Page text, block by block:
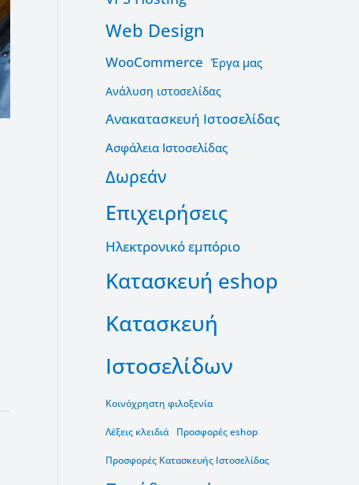
Web Design
WooCommerce Έργα μας
Ανάλυση ιστοσελίδας
Ανακατασκευή Ιστοσελίδας
Ασφάλεια Ιστοσελίδας
Δωρεάν
Επιχειρήσεις
Ηλεκτρονικό εμπόριο
Κατασκευή eshop
Κατασκευή
Ιστοσελίδων
Κοινόχρηστη φιλοξενία
Λέξεις κλειδιά Προσφορές eshop
Προσφορές Κατασκευής Ιστοσελίδας